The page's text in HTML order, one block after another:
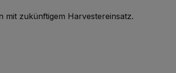
mit zukünftigem Harvestereinsatz.